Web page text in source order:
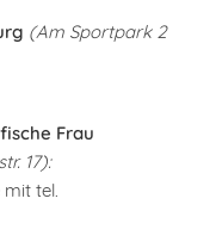
(Am Sportpark 2
Frau
17):
tel.